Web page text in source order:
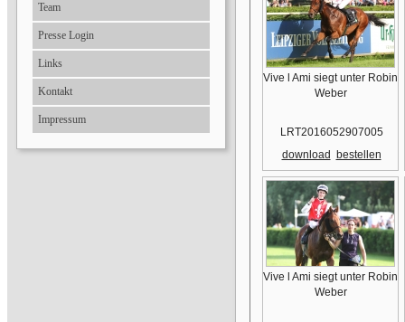
Team
Presse Login
Links
Kontakt
Impressum
Vive l Ami siegt unter Robin
Weber
LRT2016052907005
download
bestellen
Vive l Ami siegt unter Robin
Weber